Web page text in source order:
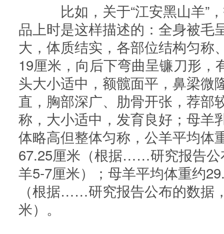
比如，关于“江安黑山羊”，
品上时是这样描述的：全身被毛
大，体质结实，各部位结构匀称
19厘米，向后下弯曲呈镰刀形
头大小适中，额髋面平，鼻梁微
直，胸部深广、肋骨开张，荐部
称，大小适中，发育良好；母羊
体略高但整体匀称，公羊平均体
67.25厘米（根据……研究报告公
羊5-7厘米）；母羊平均体重约
（根据……研究报告公布的数据
米）。